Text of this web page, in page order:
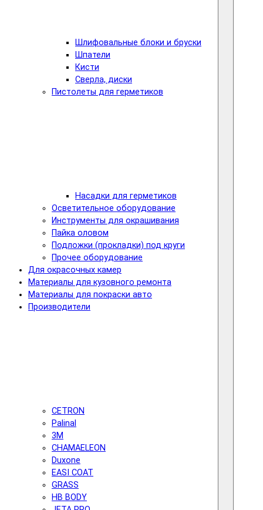
Шлифовальные блоки и бруски
Шпатели
Кисти
Сверла, диски
Пистолеты для герметиков
Насадки для герметиков
Осветительное оборудование
Инструменты для окрашивания
Пайка оловом
Подложки (прокладки) под круги
Прочее оборудование
Для окрасочных камер
Материалы для кузовного ремонта
Материалы для покраски авто
Производители
CETRON
Palinal
3M
CHAMAELEON
Duxone
EASI COAT
GRASS
HB BODY